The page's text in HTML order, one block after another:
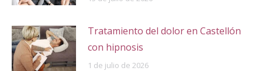
Tratamiento del dolor en Castellón
con hipnosis
1 de julio de 2026